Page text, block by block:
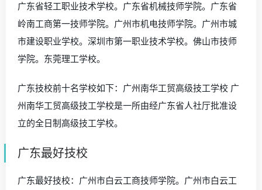
广东省轻工职业技术学校。广东省机械技师学院。广东省
岭南工商第一技师学院。广州市机电技师学院。广州市城
市建设职业学校。深圳市第一职业技术学校。佛山市技师
学院。东莞理工学校。
广东技校前十名学校如下：广州南华工贸高级技工学校 广
州南华工贸高级技工学校是一所由经广东省人社厅批准设
立的全日制高级技工学校。
广东最好技校
广东最好技校：广州市白云工商技师学院。广州市白云工